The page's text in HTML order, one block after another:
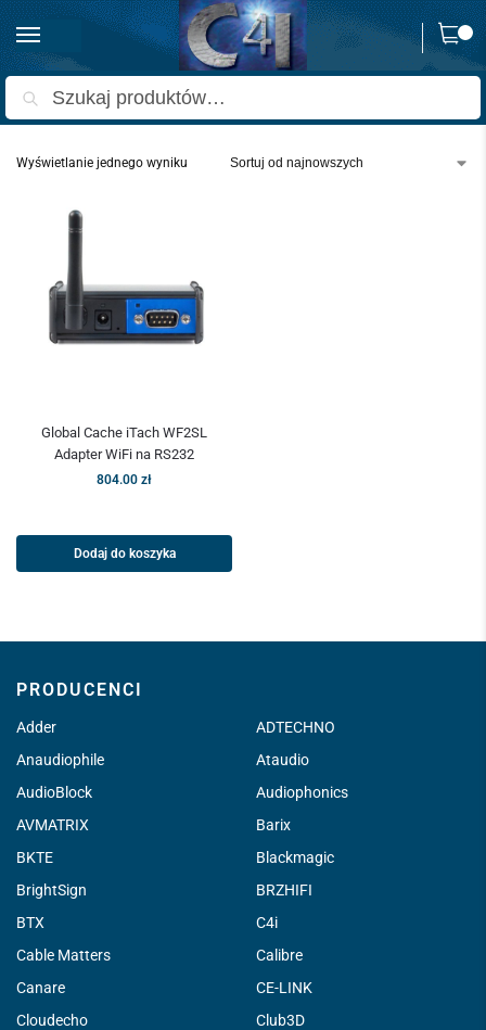
0
Strona główna Produkty oznaczone “iTach WF2SL”
Wyświetlanie jednego wyniku
Global Cache iTach WF2SL
Adapter WiFi na RS232
804.00 zł
Dodaj do koszyka
PRODUCENCI
Adder
ADTECHNO
Anaudiophile
Ataudio
AudioBlock
Audiophonics
AVMATRIX
Barix
BKTE
Blackmagic
BrightSign
BRZHIFI
BTX
C4i
Cable Matters
Calibre
Canare
CE-LINK
Cloudecho
Club3D